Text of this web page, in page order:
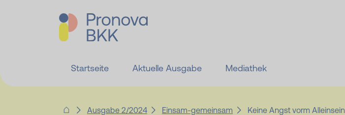
Startseite Aktuelle Ausgabe Mediathek
Ausgabe 2/2024 Einsam-gemeinsam Keine Angst vorm Alleinsein